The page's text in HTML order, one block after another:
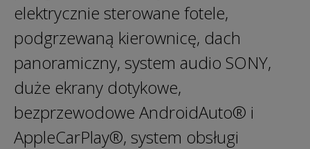
elektrycznie sterowane fotele,
podgrzewaną kierownicę, dach
panoramiczny, system audio SONY,
duże ekrany dotykowe,
bezprzewodowe AndroidAuto® i
AppleCarPlay®, system obsługi